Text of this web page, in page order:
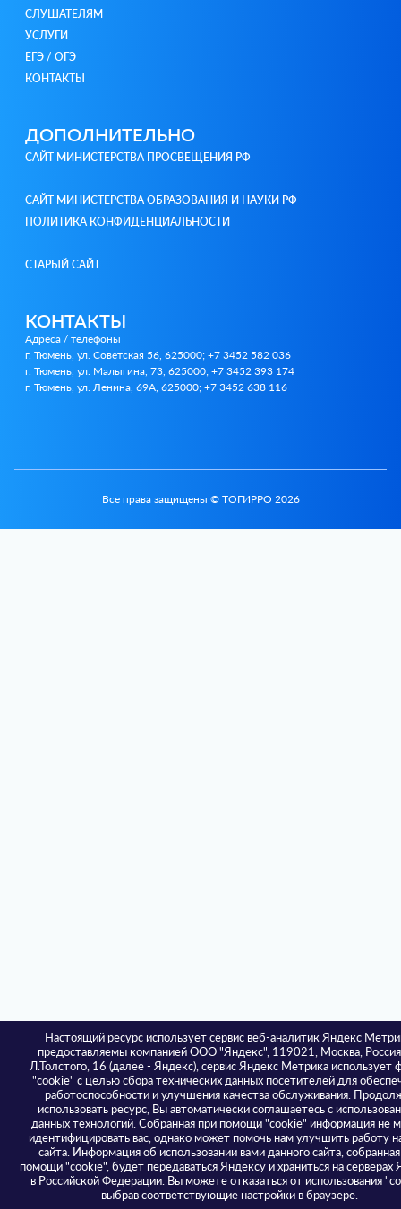
СЛУШАТЕЛЯМ
УСЛУГИ
ЕГЭ / ОГЭ
КОНТАКТЫ
ДОПОЛНИТЕЛЬНО
САЙТ МИНИСТЕРСТВА ПРОСВЕЩЕНИЯ РФ
САЙТ МИНИСТЕРСТВА ОБРАЗОВАНИЯ И НАУКИ РФ
ПОЛИТИКА КОНФИДЕНЦИАЛЬНОСТИ
СТАРЫЙ САЙТ
КОНТАКТЫ
Адреса / телефоны
г. Тюмень, ул. Советская 56, 625000; +7 3452 582 036
г. Тюмень, ул. Малыгина, 73, 625000; +7 3452 393 174
г. Тюмень, ул. Ленина, 69А, 625000; +7 3452 638 116
Все права защищены © ТОГИРРО 2026
Настоящий ресурс использует сервис веб-аналитик Яндекс
предоставляемы компанией ООО "Яндекс", 119021, Москва,
Л.Толстого, 16 (далее - Яндекс), сервис Яндекс Метрика использует
"cookie" с целью сбора технических данных посетителей для
работоспособности и улучшения качества обслуживания.
использовать ресурс, Вы автоматически соглашаетесь с
данных технологий. Собранная при помощи "cookie" информация не
идентифицировать вас, однако может помочь нам улучшить работу
сайта. Информация об использовании вами данного сайта,
помощи "cookie", будет передаваться Яндексу и храниться на серверах
в Российской Федерации. Вы можете отказаться от использования
выбрав соответствующие настройки в браузере.